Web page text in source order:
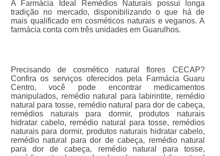
A Farmácia Ideal Remédios Naturais possui longa
tradição no mercado, disponibilizando o que há de
mais qualificado em cosméticos naturais e veganos. A
farmácia conta com três unidades em Guarulhos.
Precisando de cosmético natural flores CECAP?
Confira os serviços oferecidos pela Farmácia Guaru
Centro, você pode encontrar medicamentos
manipulados, remédio natural para labirintite, remédio
natural para tosse, remédio natural para dor de cabeça,
remédios naturais para dormir, produtos naturais
hidratar cabelo, remédio natural para tosse, remédios
naturais para dormir, produtos naturais hidratar cabelo,
remédio natural para dor de cabeça, remédio natural
para dor de cabeça, remédio natural para tosse,